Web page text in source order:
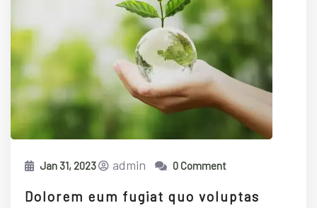
Jan 31, 2023 admin 0 Comment
Dolorem eum fugiat quo voluptas